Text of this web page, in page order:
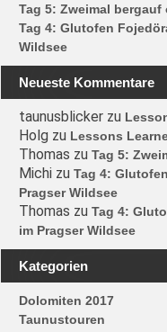
Tag 5: Zweimal bergauf
Tag 4: Glutofen
Wildsee
Neueste Kommentare
taunusblicker zu
Holg zu Lessons
Thomas zu Tag 5:
Michi zu Tag 4:
Pragser Wildsee
Thomas zu Tag 4:
im Pragser Wildsee
Kategorien
Dolomiten 2017
Taunustouren